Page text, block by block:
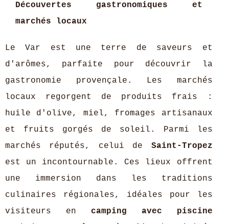
Découvertes gastronomiques et
marchés locaux
Le Var est une terre de saveurs et
d'arômes, parfaite pour découvrir la
gastronomie provençale. Les marchés
locaux regorgent de produits frais :
huile d'olive, miel, fromages artisanaux
et fruits gorgés de soleil. Parmi les
marchés réputés, celui de Saint-Tropez
est un incontournable. Ces lieux offrent
une immersion dans les traditions
culinaires régionales, idéales pour les
visiteurs en camping avec piscine